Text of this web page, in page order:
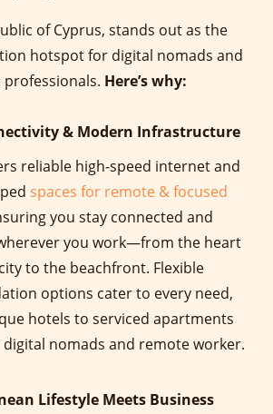
of Cyprus, stands out as the
hotspot for digital nomads and
Here’s why:
& Modern Infrastructure
reliable high-speed internet and
spaces for remote & focused
you stay connected and
you work—from the heart
to the beachfront. Flexible
options cater to every need,
hotels to serviced apartments
nomads and remote worker.
Lifestyle Meets Business